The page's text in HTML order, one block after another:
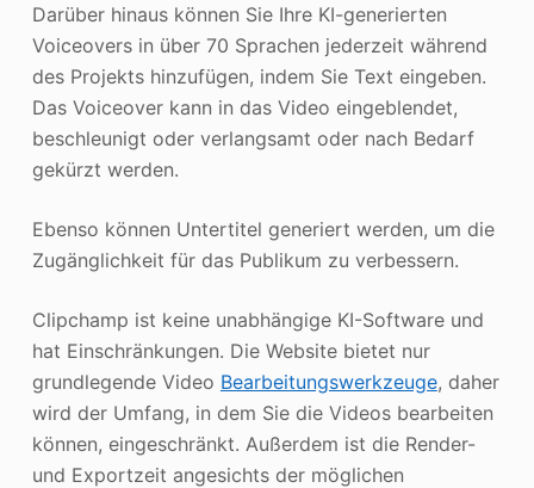
Darüber hinaus können Sie Ihre KI-generierten
Voiceovers in über 70 Sprachen jederzeit während
des Projekts hinzufügen, indem Sie Text eingeben.
Das Voiceover kann in das Video eingeblendet,
beschleunigt oder verlangsamt oder nach Bedarf
gekürzt werden.
Ebenso können Untertitel generiert werden, um die
Zugänglichkeit für das Publikum zu verbessern.
Clipchamp ist keine unabhängige KI-Software und
hat Einschränkungen. Die Website bietet nur
grundlegende Video Bearbeitungswerkzeuge, daher
wird der Umfang, in dem Sie die Videos bearbeiten
können, eingeschränkt. Außerdem ist die Render-
und Exportzeit angesichts der möglichen